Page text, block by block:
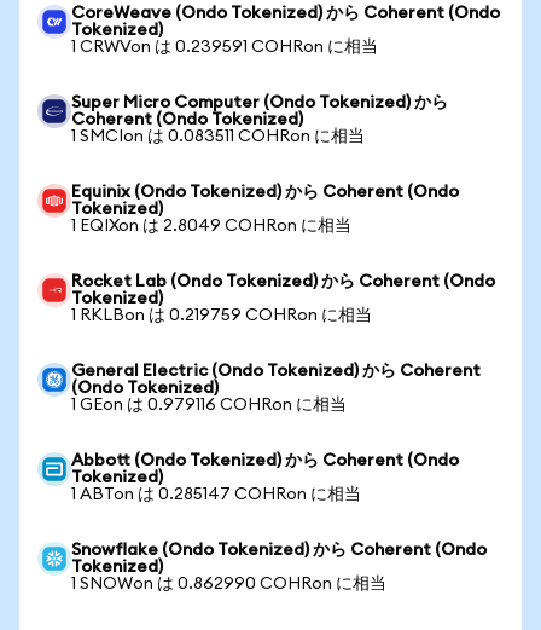
CoreWeave (Ondo Tokenized) から Coherent (Ondo
Tokenized)
1 CRWVon は 0.239591 COHRon に相当
Super Micro Computer (Ondo Tokenized) から
Coherent (Ondo Tokenized)
1 SMCIon は 0.083511 COHRon に相当
Equinix (Ondo Tokenized) から Coherent (Ondo
Tokenized)
1 EQIXon は 2.8049 COHRon に相当
Rocket Lab (Ondo Tokenized) から Coherent (Ondo
Tokenized)
1 RKLBon は 0.219759 COHRon に相当
General Electric (Ondo Tokenized) から Coherent
(Ondo Tokenized)
1 GEon は 0.979116 COHRon に相当
Abbott (Ondo Tokenized) から Coherent (Ondo
Tokenized)
1 ABTon は 0.285147 COHRon に相当
Snowflake (Ondo Tokenized) から Coherent (Ondo
Tokenized)
1 SNOWon は 0.862990 COHRon に相当